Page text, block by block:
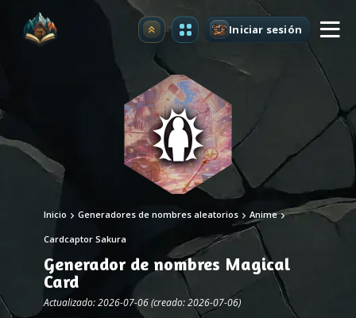
Mejorar Iniciar sesión
Inicio Generadores de nombres aleatorios Anime
Cardcaptor Sakura
Generador de nombres Magical
Card
Actualizado: 2026-07-06 (creado: 2026-07-06)